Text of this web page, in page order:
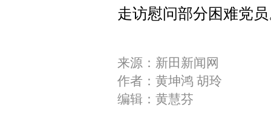
走访慰问部分困难党
来源：新田新闻网
作者：黄坤鸿 胡玲
编辑：黄慧芬